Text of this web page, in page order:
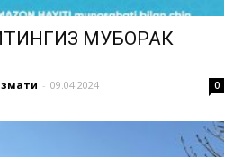
МУБОРАК
- 09.04.2024 0